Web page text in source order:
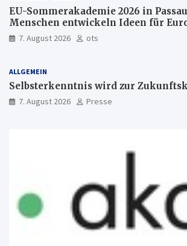
EU-Sommerakademie 2026 in
Menschen entwickeln Ideen für
7. August 2026 ots
ALLGEMEIN
Selbsterkenntnis wird zur
7. August 2026 Presse